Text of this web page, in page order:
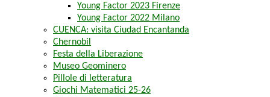
Young Factor 2023 Firenze
Young Factor 2022 Milano
CUENCA: visita Ciudad Encantanda
Chernobil
Festa della Liberazione
Museo Geominero
Pillole di letteratura
Giochi Matematici 25-26